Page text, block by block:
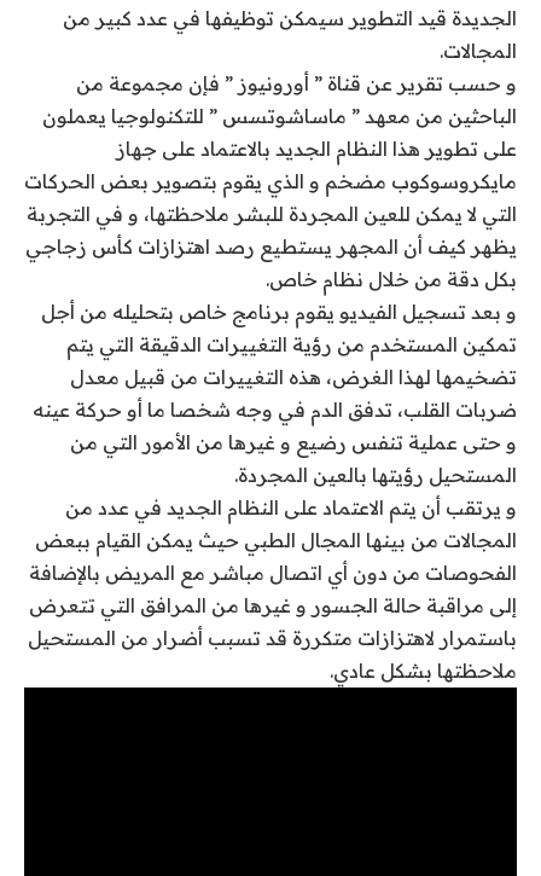
الجديدة قيد التطوير سيمكن توظيفها في عدد كبير من
المجالات.
و حسب تقرير عن قناة ” أورونيوز ” فإن مجموعة من
الباحثين من معهد ” ماساشوتسس ” للتكنولوجيا يعملون
على تطوير هذا النظام الجديد بالاعتماد على جهاز
مايكروسوكوب مضخم و الذي يقوم بتصوير بعض الحركات
التي لا يمكن للعين المجردة للبشر ملاحظتها، و في التجربة
يظهر كيف أن المجهر يستطيع رصد اهتزازات كأس زجاجي
بكل دقة من خلال نظام خاص.
و بعد تسجيل الفيديو يقوم برنامج خاص بتحليله من أجل
تمكين المستخدم من رؤية التغييرات الدقيقة التي يتم
تضخيمها لهذا الغرض، هذه التغييرات من قبيل معدل
ضربات القلب، تدفق الدم في وجه شخصا ما أو حركة عينه
و حتى عملية تنفس رضيع و غيرها من الأمور التي من
المستحيل رؤيتها بالعين المجردة.
و يرتقب أن يتم الاعتماد على النظام الجديد في عدد من
المجالات من بينها المجال الطبي حيث يمكن القيام ببعض
الفحوصات من دون أي اتصال مباشر مع المريض بالإضافة
إلى مراقبة حالة الجسور و غيرها من المرافق التي تتعرض
باستمرار لاهتزازات متكررة قد تسبب أضرار من المستحيل
ملاحظتها بشكل عادي.